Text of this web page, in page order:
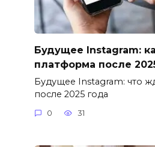
Будущее Instagram:
платформа после
Будущее Instagram: что
после 2025 года
0 31